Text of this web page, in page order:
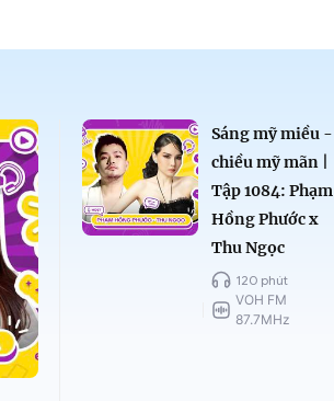
Sáng mỹ miều -
chiều mỹ mãn |
Tập 1084: Phạm
Hồng Phước x
Thu Ngọc
120 phút
VOH FM
87.7MHz